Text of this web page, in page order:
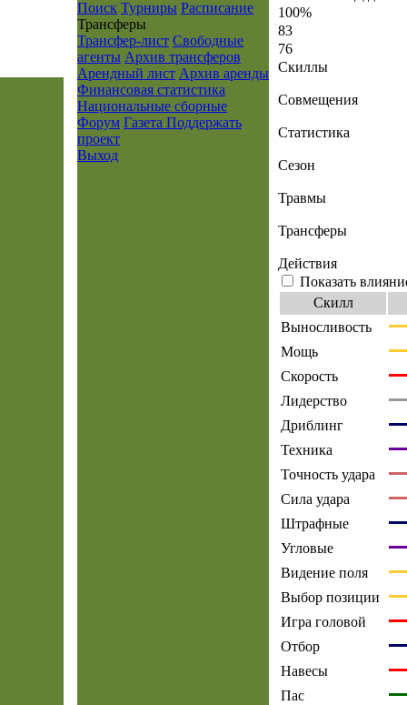
Поиск Турниры Расписание
Транcферы
Трансфер-лист Свободные
агенты Архив трансферов
Арендный лист Архив аренды
Финансовая статистика
Национальные сборные
Форум Газета Поддержать
проект
Выход
100%
83
76
Скиллы
Совмещения
Статистика
Сезон
Травмы
Трансферы
Действия
Показать
Скилл
Выносливость
Мощь
Скорость
Лидерство
Дриблинг
Техника
Точность удара
Сила удара
Штрафные
Угловые
Видение поля
Выбор позиции
Игра головой
Отбор
Навесы
Пас